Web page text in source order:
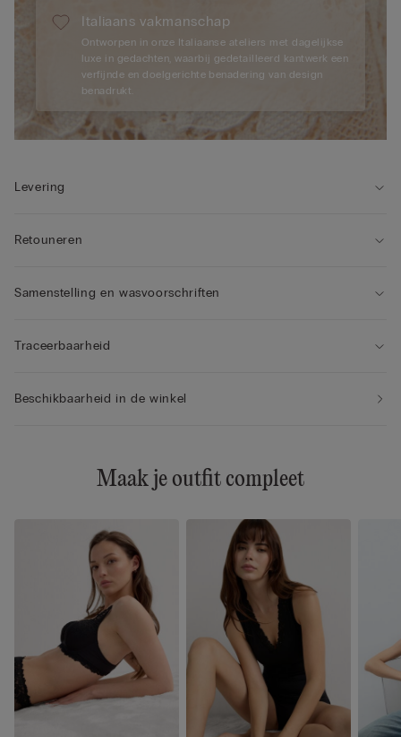
Italiaans vakmanschap
Ontworpen in onze Italiaanse ateliers met dagelijkse
luxe in gedachten, waarbij gedetailleerd kantwerk een
verfijnde en doelgerichte benadering van design
benadrukt.
Levering
Retouneren
Samenstelling en wasvoorschriften
Traceerbaarheid
Beschikbaarheid in de winkel
Maak je outfit compleet